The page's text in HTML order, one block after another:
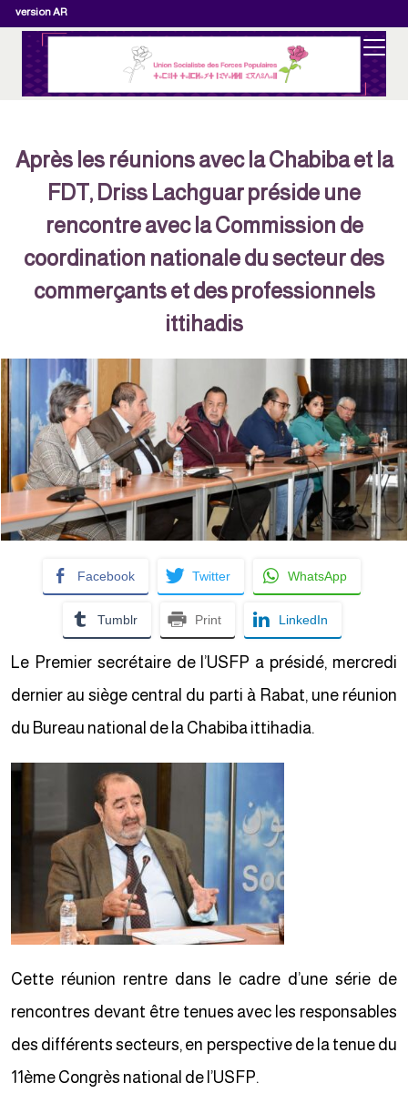
version AR
Après les réunions avec la Chabiba et la
FDT, Driss Lachguar préside une
rencontre avec la Commission de
coordination nationale du secteur des
commerçants et des professionnels
ittihadis
Facebook Twitter WhatsApp
Tumblr Print LinkedIn
Le Premier secrétaire de l’USFP a présidé, mercredi
dernier au siège central du parti à Rabat, une réunion
du Bureau national de la Chabiba ittihadia.
Cette réunion rentre dans le cadre d’une série de
rencontres devant être tenues avec les responsables
des différents secteurs, en perspective de la tenue du
11ème Congrès national de l’USFP.